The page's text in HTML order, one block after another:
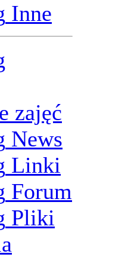
Inne
zajęć
News
Linki
Forum
Pliki